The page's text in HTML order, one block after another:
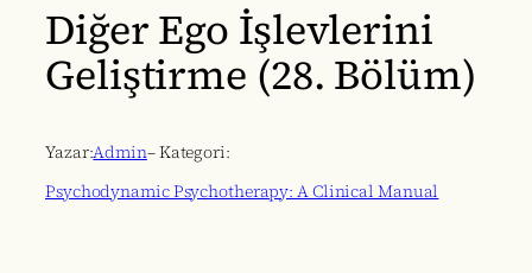
Diğer Ego İşlevlerini
Geliştirme (28. Bölüm)
Yazar:Admin– Kategori:
Psychodynamic Psychotherapy: A Clinical Manual